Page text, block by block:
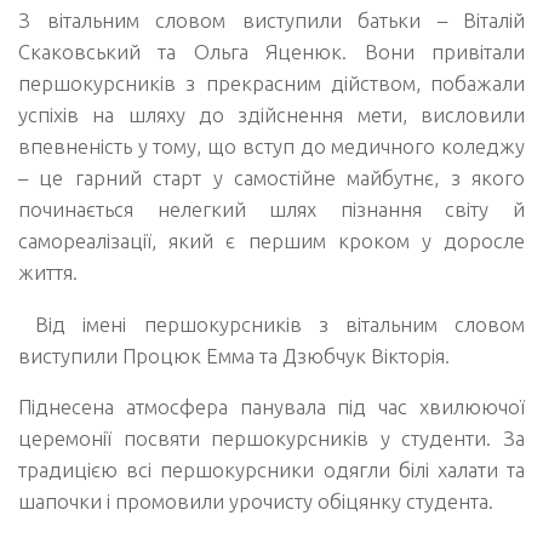
З вітальним словом виступили батьки – Віталій
Скаковський та Ольга Яценюк. Вони привітали
першокурсників з прекрасним дійством, побажали
успіхів на шляху до здійснення мети, висловили
впевненість у тому, що вступ до медичного коледжу
– це гарний старт у самостійне майбутнє, з якого
починається нелегкий шлях пізнання світу й
самореалізації, який є першим кроком у доросле
життя.
Від імені першокурсників з вітальним словом
виступили Процюк Емма та Дзюбчук Вікторія.
Піднесена атмосфера панувала під час хвилюючої
церемонії посвяти першокурсників у студенти. За
традицією всі першокурсники одягли білі халати та
шапочки і промовили урочисту обіцянку студента.